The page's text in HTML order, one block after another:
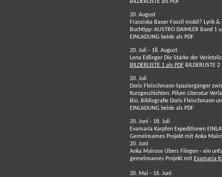
BILDERLISTE als PDF
20. August
Franziska Bauer Fossil mobil? Lyrik &
Buchtipp: AUSTRO DAIMLER Band 1
EINLADUNG beide als PDF
20. Juli - 18. August
Lena Edlinger Die Stärke der
BILDERLISTE 1 als PDF BILDERLISTE
20. Juli
Doris Fleischmann Spaziergänger
Kurzgeschichten. Pilum Literatur
Bio, Bibliografie Doris Fleischmann
EINLADUNG beide als PDF
20. Juni - 18. Juli
Evamaria Karpfen Expeditionen
Gemeinsames Projekt mit Anka
20. Juni
Anka Mairose Übers Fliegen - ein
gemeinsames Projekt mit Evamaria
20. Mai - 16. Juni